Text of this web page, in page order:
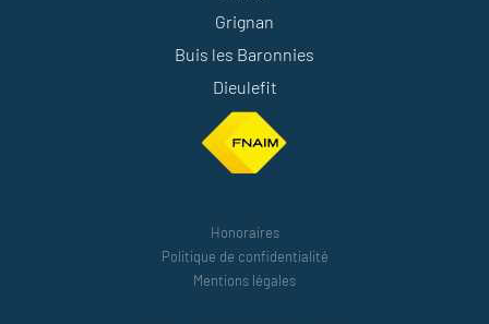
Grignan
Buis les Baronnies
Dieulefit
Honoraires
Politique de confidentialité
Mentions légales